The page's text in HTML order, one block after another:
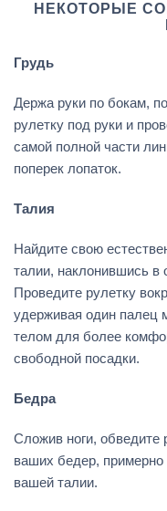
НЕКОТОРЫЕ
Грудь
Держа руки по бокам,
рулетку под руки и
самой полной части
поперек лопаток.
Талия
Найдите свою
талии, наклонившись в
Проведите рулетку
удерживая один палец
телом для более
свободной посадки.
Бедра
Сложив ноги, обведите
ваших бедер, примерно
вашей талии.